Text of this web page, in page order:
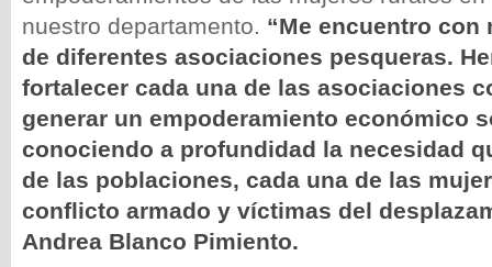
nuestro departamento. “Me encuentro con
de diferentes asociaciones pesqueras.
fortalecer cada una de las asociaciones
generar un empoderamiento económico
conociendo a profundidad la necesidad
de las poblaciones, cada una de las
conflicto armado y víctimas del
Andrea Blanco Pimiento.